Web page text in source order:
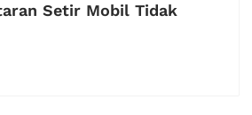
Setir Mobil Tidak